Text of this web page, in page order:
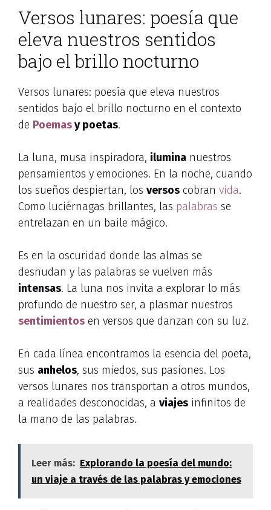
Versos lunares: poesía que
eleva nuestros sentidos
bajo el brillo nocturno
Versos lunares: poesía que eleva nuestros
sentidos bajo el brillo nocturno en el contexto
de Poemasy poetas.
La luna, musa inspiradora, ilumina nuestros
pensamientos y emociones. En la noche, cuando
los sueños despiertan, los versos cobran vida.
Como luciérnagas brillantes, las palabras se
entrelazan en un baile mágico.
Es en la oscuridad donde las almas se
desnudan y las palabras se vuelven más
intensas. La luna nos invita a explorar lo más
profundo de nuestro ser, a plasmar nuestros
sentimientos en versos que danzan con su luz.
En cada línea encontramos la esencia del poeta,
sus anhelos, sus miedos, sus pasiones. Los
versos lunares nos transportan a otros mundos,
a realidades desconocidas, a viajes infinitos de
la mano de las palabras.
Leer más: Explorando la poesía del mundo:
un viaje a través de las palabras y emociones